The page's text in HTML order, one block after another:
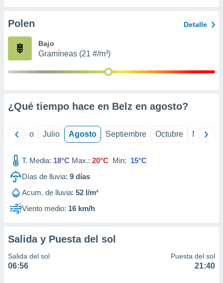
e
mediante
de
Polen Detalle
Bajo
Gramíneas (21 #/m³)
¿Qué tiempo hace en Belz en agosto?
Junio Julio Agosto Septiembre Octubre
T. Media: 18°C Max.: 20°C Min: 15°C
Días de lluvia: 9 días
Acum. de lluvia: 52 l/m²
Viento medio: 16 km/h
Salida y Puesta del sol
Salida del sol
06:56
Puesta del sol
21:40